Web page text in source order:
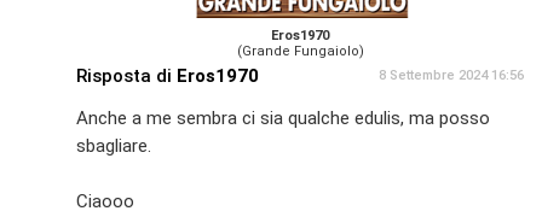
Eros1970
(Grande Fungaiolo)
Risposta di Eros1970 8 Settembre 2024 16:56
Anche a me sembra ci sia qualche edulis, ma posso
sbagliare.
Ciaooo